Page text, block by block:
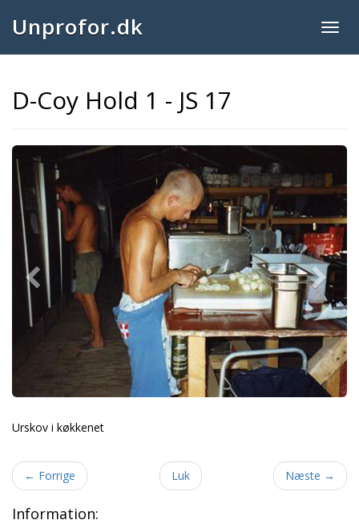
Unprofor.dk
D-Coy Hold 1 - JS 17
Previous
Urskov i køkkenet
← Forrige Luk Næste →
Information: